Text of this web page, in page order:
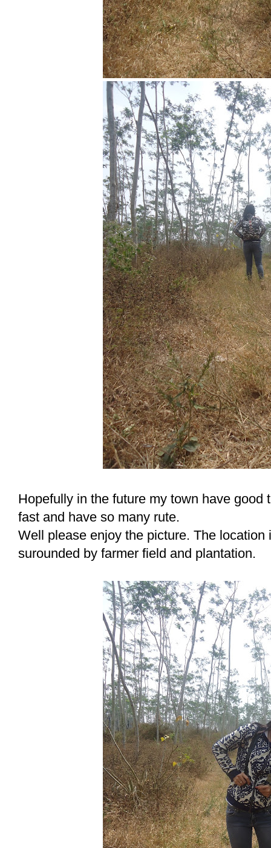
Hopefully in the future my town have good
fast and have so many rute.
Well please enjoy the picture. The
surounded by farmer field and plantation.